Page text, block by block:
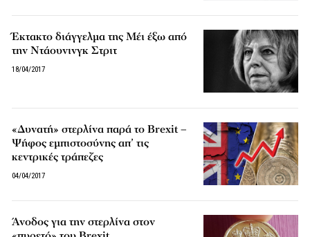
Έκτακτο διάγγελμα της Μέι έξω από
την Ντάουνινγκ Στριτ
18/04/2017
«Δυνατή» στερλίνα παρά το Brexit –
Ψήφος εμπιστοσύνης απ’ τις
κεντρικές τράπεζες
04/04/2017
Άνοδος για την στερλίνα στον